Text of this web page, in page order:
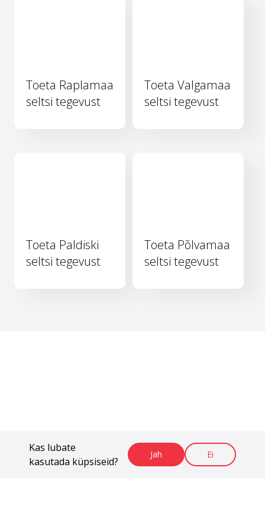
Kas lubate
kasutada küpsiseid?
Jah Ei
Toeta Raplamaa
seltsi tegevust
Toeta Valgamaa
seltsi tegevust
Toeta Paldiski
seltsi tegevust
Toeta Põlvamaa
seltsi tegevust